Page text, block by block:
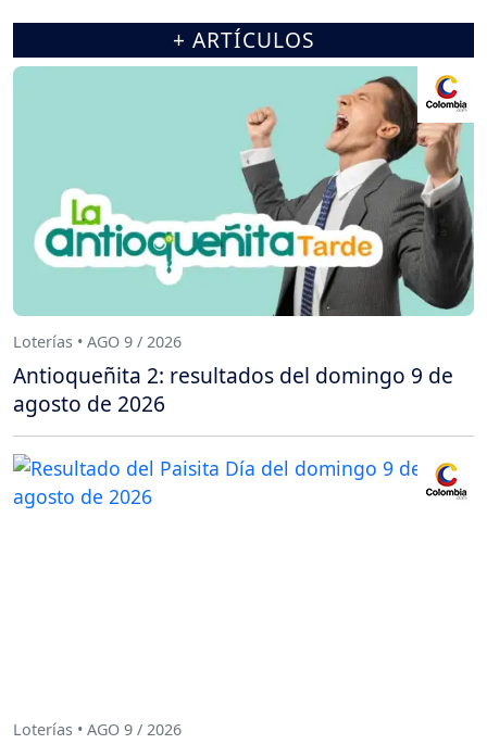
+ ARTÍCULOS
Loterías • AGO 9 / 2026
Antioqueñita 2: resultados del domingo 9 de
agosto de 2026
Loterías • AGO 9 / 2026